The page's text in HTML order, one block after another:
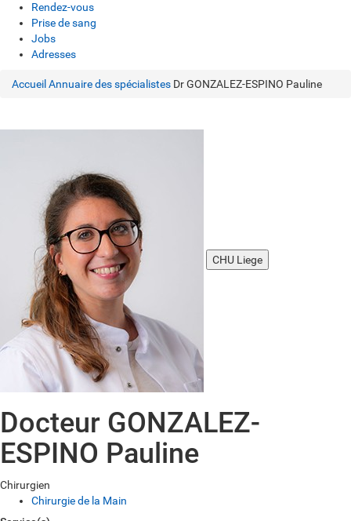
Rendez-vous
Prise de sang
Jobs
Adresses
Accueil Annuaire des spécialistes Dr GONZALEZ-ESPINO Pauline
CHU Liege
Docteur GONZALEZ-
ESPINO Pauline
Chirurgien
Chirurgie de la Main